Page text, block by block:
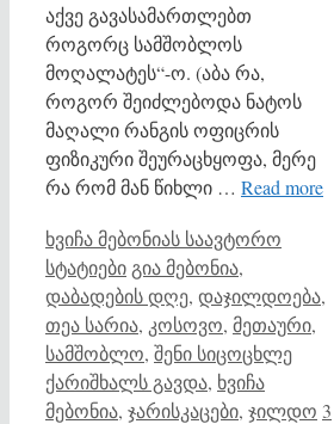
აქვე გავასამართლებთ
როგორც სამშობლოს
მოღალატეს“-ო. (აბა რა,
როგორ შეიძლებოდა ნატოს
მაღალი რანგის ოფიცრის
ფიზიკური შეურაცხყოფა, მერე
რა რომ მან წიხლი … Read more
Categories
ხვიჩა მებონიას საავტორო
სტატიები Tags
გია მებონია,
დაბადების დღე, დაჯილდოება,
თეა სარია, კოსოვო, მეთაური,
სამშობლო, შენი სიცოცხლე
ქარიშხალს გავდა, ხვიჩა
მებონია, ჯარისკაცები, ჯილდო 3